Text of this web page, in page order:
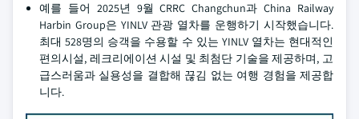
예를 들어 2025년 9월 CRRC Changchun과 China Railway
Harbin Group은 YINLV 관광 열차를 운행하기 시작했습니다.
최대 528명의 승객을 수용할 수 있는 YINLV 열차는 현대적인
편의시설, 레크리에이션 시설 및 최첨단 기술을 제공하며, 고
급스러움과 실용성을 결합해 끊김 없는 여행 경험을 제공합
니다.